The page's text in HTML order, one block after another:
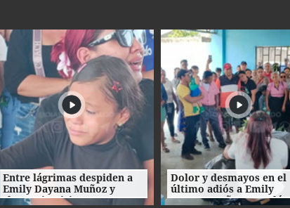
Entre lágrimas despiden a
Emily Dayana Muñoz y
claman justicia por su
Dolor y desmayos en el
último adiós a Emily
Dayana Muñoz en Colón